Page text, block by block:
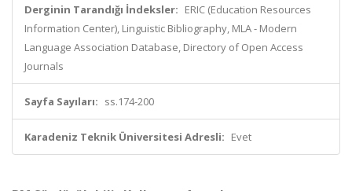
Derginin Tarandığı İndeksler: ERIC (Education Resources
Information Center), Linguistic Bibliography, MLA - Modern
Language Association Database, Directory of Open Access
Journals
Sayfa Sayıları: ss.174-200
Karadeniz Teknik Üniversitesi Adresli: Evet